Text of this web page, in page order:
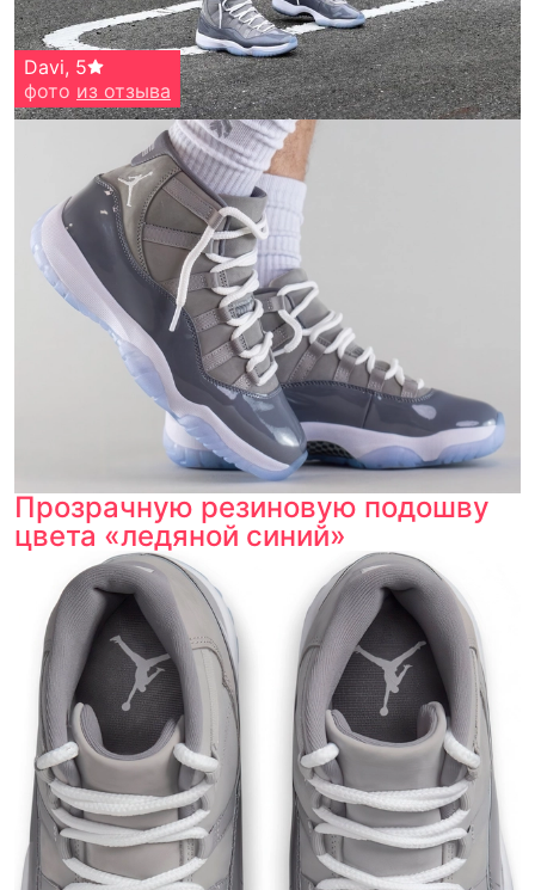
Davi, 5
фото из отзыва
Прозрачную резиновую подошву
цвета «ледяной синий»